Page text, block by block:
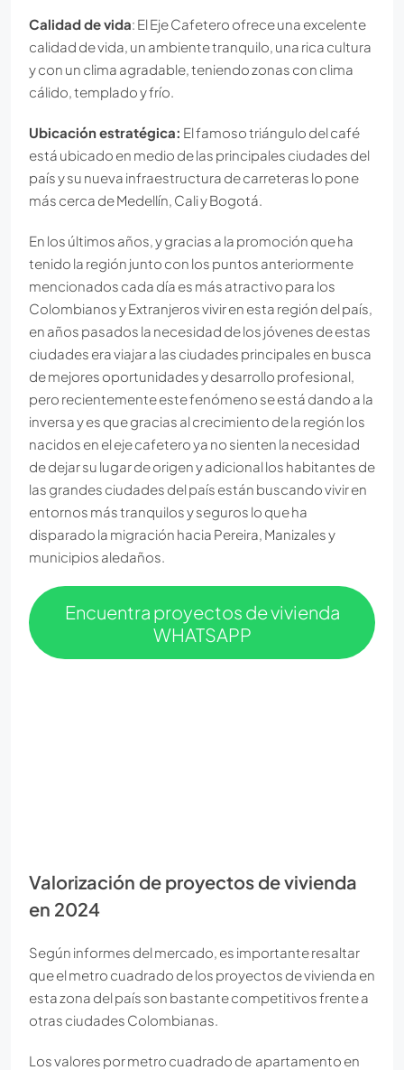
Calidad de vida: El Eje Cafetero ofrece una excelente
calidad de vida, un ambiente tranquilo, una rica cultura
y con un clima agradable, teniendo zonas con clima
cálido, templado y frío.
Ubicación estratégica: El famoso triángulo del café
está ubicado en medio de las principales ciudades del
país y su nueva infraestructura de carreteras lo pone
más cerca de Medellín, Cali y Bogotá.
En los últimos años, y gracias a la promoción que ha
tenido la región junto con los puntos anteriormente
mencionados cada día es más atractivo para los
Colombianos y Extranjeros vivir en esta región del país,
en años pasados la necesidad de los jóvenes de estas
ciudades era viajar a las ciudades principales en busca
de mejores oportunidades y desarrollo profesional,
pero recientemente este fenómeno se está dando a la
inversa y es que gracias al crecimiento de la región los
nacidos en el eje cafetero ya no sienten la necesidad
de dejar su lugar de origen y adicional los habitantes de
las grandes ciudades del país están buscando vivir en
entornos más tranquilos y seguros lo que ha
disparado la migración hacia Pereira, Manizales y
municipios aledaños.
Encuentra proyectos de vivienda
WHATSAPP
Valorización de proyectos de vivienda
en 2024
Según informes del mercado, es importante resaltar
que el metro cuadrado de los proyectos de vivienda en
esta zona del país son bastante competitivos frente a
otras ciudades Colombianas.
Los valores por metro cuadrado de apartamento en